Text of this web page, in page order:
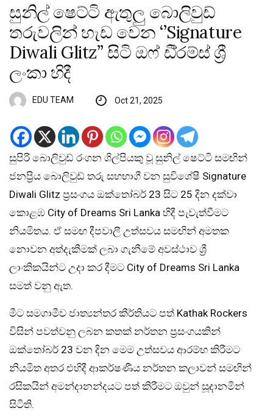
සුනිල් ෂෙට්ටි ඇතුලු බොලිවුඩ්
තරුවලින් හැඩ වෙන ‘’Signature
Diwali Glitz” සිටි ඔෆ් ඩී්‍රම්ස් ශ්‍රී
ලංකා හිදී
EDU TEAM Oct 21, 2025
සුපිරි බොලිවුඩ් රංගන ශිල්පියකු වූ සුනිල් ෂෙට්ටි සමඟින්
ජනප්‍රිය බොලිවුඩ් තරු සහභාගී වන සුවිශේෂී Signature
Diwali Glitz ප්‍රසංගය ඔක්තෝබර් 23 සිට 25 දින දක්වා
කොළඹ City of Dreams Sri Lanka හිදී පැවැත්වීමට
නියමිතය. ඒ සමඟ දීපවාලී උත්සවය සමඟින් අමතක
නොවන අත්දැකීමක් ලබා ගැනීමේ අවස්ථාව ශ්‍රී
ලාංකිකයින්ට උදා කර දීමට City of Dreams Sri Lanka
සමත් වනු ඇත.
මීට සමගාමීව ජාත්‍යන්තර කීර්තියට පත් Kathak Rockers
විසින් පවත්වනු ලබන කතක් නර්තන ප්‍රසංගයකින්
ඔක්තෝබර් 23 වන දින මෙම උත්සවය ආරම්භ කිරීමට
නියමිත අතර එහිදී ආකර්ෂණීය නර්තන කලාවන් සමඟින්
රසිකයින් අමන්දානන්දයට පත් කිරීමට ඔවුන් සූදානමින්
සිටිති.